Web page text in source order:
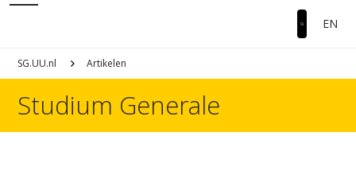
EN
SG.UU.nl Artikelen
Studium Generale